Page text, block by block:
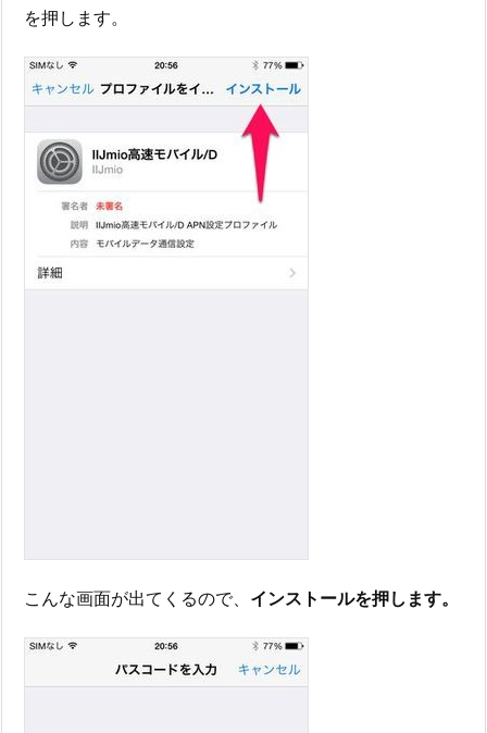
を押します。
こんな画面が出てくるので、 インストールを押します。